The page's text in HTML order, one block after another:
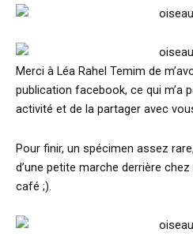
Merci à Léa Rahel Temim de
publication facebook, ce qui m’a
activité et de la partager avec
Pour finir, un spécimen assez
d’une petite marche derrière
café ;).